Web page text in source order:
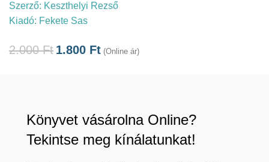
Szerző: Keszthelyi Rezső
Kiadó: Fekete Sas
2.000Ft 1.800 Ft (Online ár)
Könyvet vásárolna Online?
Tekintse meg kínálatunkat!